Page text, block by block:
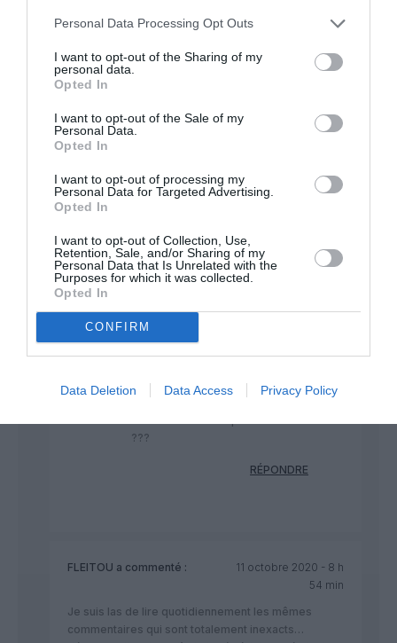
Personal Data Processing Opt Outs
I want to opt-out of the Sharing of my
personal data.
Opted In
I want to opt-out of the Sale of my
Personal Data.
Opted In
I want to opt-out of processing my
Personal Data for Targeted Advertising.
Opted In
I want to opt-out of Collection, Use,
Retention, Sale, and/or Sharing of my
Personal Data that Is Unrelated with the
Purposes for which it was collected.
Opted In
CONFIRM
Data Deletion Data Access Privacy Policy
En bref, il va falloir arrêter de casser les couilles au
transport aérien, occuper vous de ceux qui polluent
10x plus avant de venir faire la leçon !
Rame
@Blaireau : Ne pas oublier que le transport
aérien est lui aussi très vorace en
toute la structure autour qui l’accompagne.
lyonnnaisa
commenté :
2020 - 15 h 59
???
RÉPONDRE
FLEITOU a commenté :
11 octobre 2020 - 8 h
54 min
Je suis las de lire quotidiennement les mêmes
commentaires qui sont totalement inexacts…